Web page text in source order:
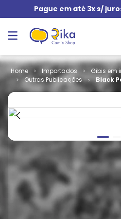
Pague em até 3x s/
Importados
Gibis em
Outras Publicações
Black
-